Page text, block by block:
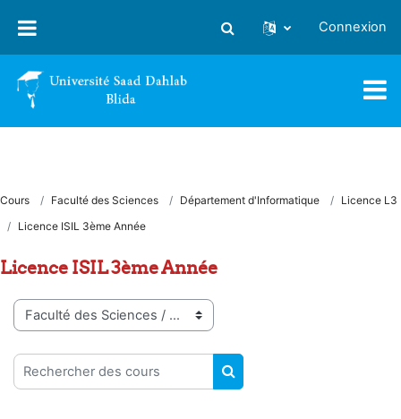
Activer/désactiver la saisie
Connexion
Cours Faculté des Sciences Département d'Informatique
Licence L3
Licence ISIL 3ème Année
Licence ISIL 3ème Année
Catégories de cours
Rechercher des cours
RECHERCHER DES